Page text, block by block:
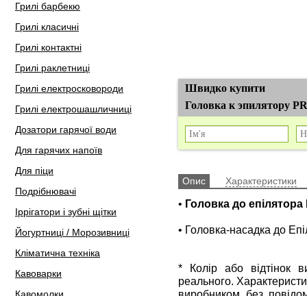
Грилі барбекю
Грилі класичні
Грилі контактні
Грилі раклетниці
Грилі електросковороди
Грилі електрошашличниці
Дозатори гарячої води
Для гарячих напоїв
Для піци
Подрібнювачі
Іррігатори і зубні щітки
Йогуртниці / Морозивниці
Кліматична техніка
Кавоварки
Швидко купити
Головка к эпилятору
Опис Характеристики
• Головка до
• Головка-насадка до
* Колір або відтінок
реального.